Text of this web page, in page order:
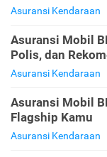
Asuransi Kendaraan
Asuransi Mobil
Polis, dan
Asuransi Kendaraan
Asuransi Mobil
Flagship Kamu
Asuransi Kendaraan